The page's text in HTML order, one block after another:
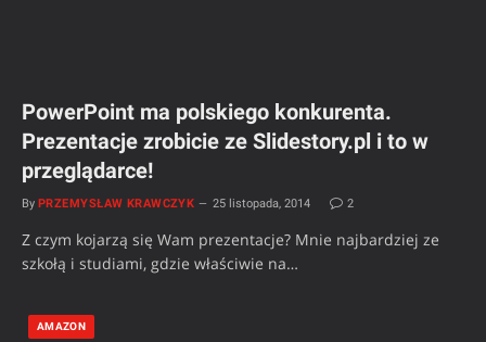
PowerPoint ma polskiego konkurenta.
Prezentacje zrobicie ze Slidestory.pl i to w
przeglądarce!
By PRZEMYSŁAW KRAWCZYK 25 listopada, 2014 2
Z czym kojarzą się Wam prezentacje? Mnie najbardziej ze
szkołą i studiami, gdzie właściwie na…
AMAZON